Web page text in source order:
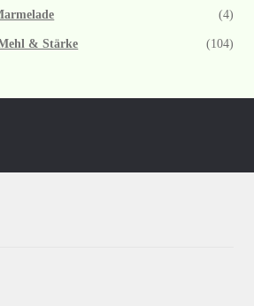
(4)
& Stärke (104)